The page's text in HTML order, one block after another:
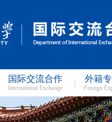
国际交流合作
International Exchange
外籍
Foreign